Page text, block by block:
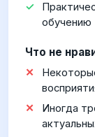
обучению
Что не
Иногда